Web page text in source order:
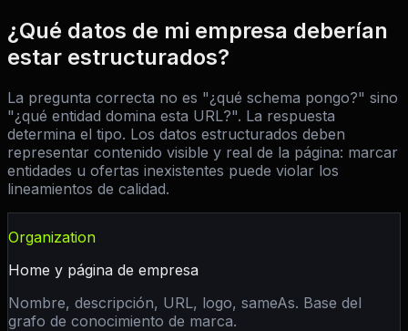
¿Qué datos de mi empresa deberían
estar estructurados?
La pregunta correcta no es "¿qué schema pongo?" sino
"¿qué entidad domina esta URL?". La respuesta
determina el tipo. Los datos estructurados deben
representar contenido visible y real de la página: marcar
entidades u ofertas inexistentes puede violar los
lineamientos de calidad.
Organization
Home y página de empresa
Nombre, descripción, URL, logo, sameAs. Base del
grafo de conocimiento de marca.